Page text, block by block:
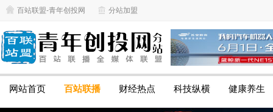
百站联盟-青年创投网 分站加盟
网站首页 百站联播 财经热点 科技纵横 健康养生